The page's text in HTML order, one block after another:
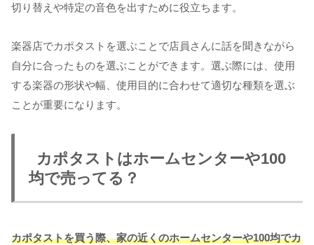
切り替えや特定の音色を出すために役立ちます。
楽器店でカポタストを選ぶことで店員さんに話を聞きながら
自分に合ったものを選ぶことができます。選ぶ際には、使用
する楽器の形状や幅、使用目的に合わせて適切な種類を選ぶ
ことが重要になります。
カポタストはホームセンターや100
均で売ってる？
カポタストを買う際、家の近くのホームセンターや100均でカ